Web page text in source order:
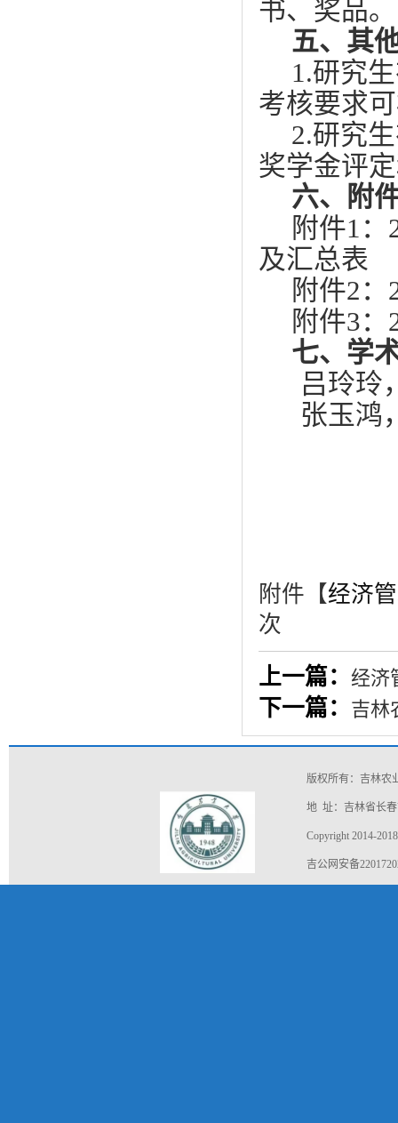
书、奖品。
五、其
1.研究
考核要求
2.研究
奖学金评
六、附
附件1：
及汇总表
附件2：
附件3：
七、学
吕玲玲
张玉鸿
附件【经济
次
上一篇： 经济
下一篇： 吉林
版权所有：吉林农
地 址：吉林省长春
Copyright 2014-
吉公网安备